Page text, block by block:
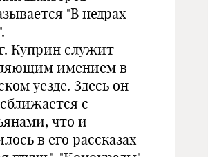
"В недрах
г. Куприн служит
имением в
уезде. Здесь он
с
что и
в его рассказах